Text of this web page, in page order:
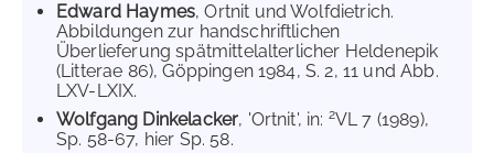
Edward Haymes, Ortnit und Wolfdietrich.
Abbildungen zur handschriftlichen
Überlieferung spätmittelalterlicher Heldenepik
(Litterae 86), Göppingen 1984, S. 2, 11 und Abb.
LXV-LXIX.
Wolfgang Dinkelacker, 'Ortnit', in: 2VL 7 (1989),
Sp. 58-67, hier Sp. 58.